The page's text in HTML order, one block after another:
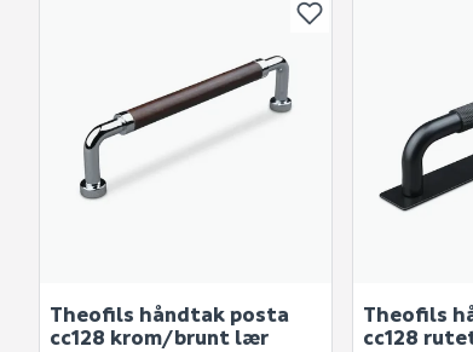
Theofils håndtak posta
cc128 krom/brunt lær
Theofils
cc128